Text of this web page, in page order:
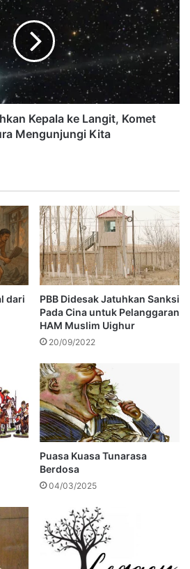
Kepala ke Langit, Komet
Mengunjungi Kita
dari
PBB Didesak Jatuhkan Sanksi
Pada Cina untuk Pelanggaran
HAM Muslim Uighur
20/09/2022
Puasa Kuasa Tunarasa
Berdosa
04/03/2025